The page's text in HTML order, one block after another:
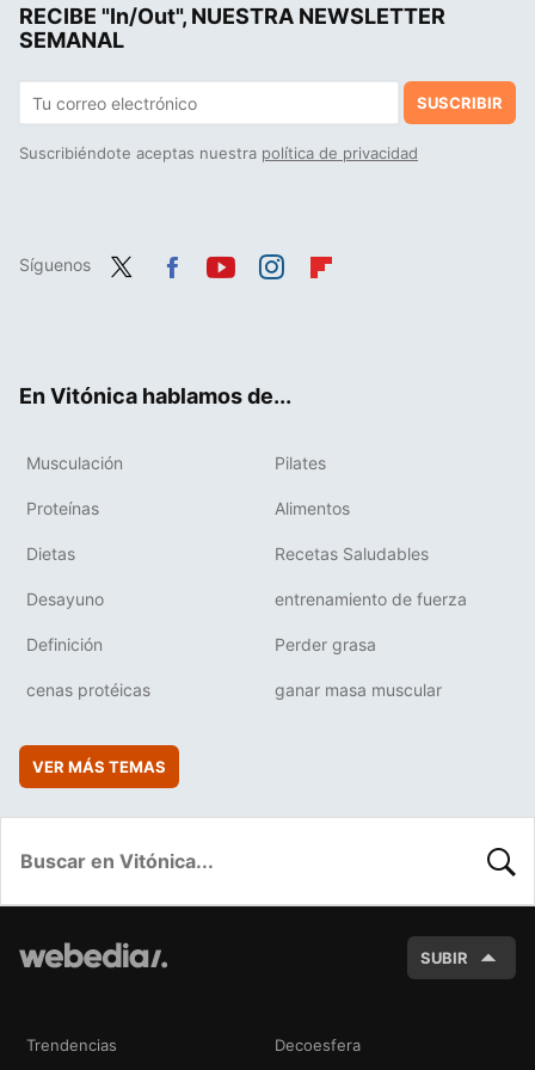
RECIBE "In/Out", NUESTRA NEWSLETTER
SEMANAL
SUSCRIBIR
Suscribiéndote aceptas nuestra política de privacidad
Síguenos
En Vitónica hablamos de...
Musculación Pilates
Proteínas Alimentos
Dietas Recetas Saludables
Desayuno entrenamiento de fuerza
Definición Perder grasa
cenas protéicas ganar masa muscular
VER MÁS TEMAS
SUBIR
Trendencias Decoesfera